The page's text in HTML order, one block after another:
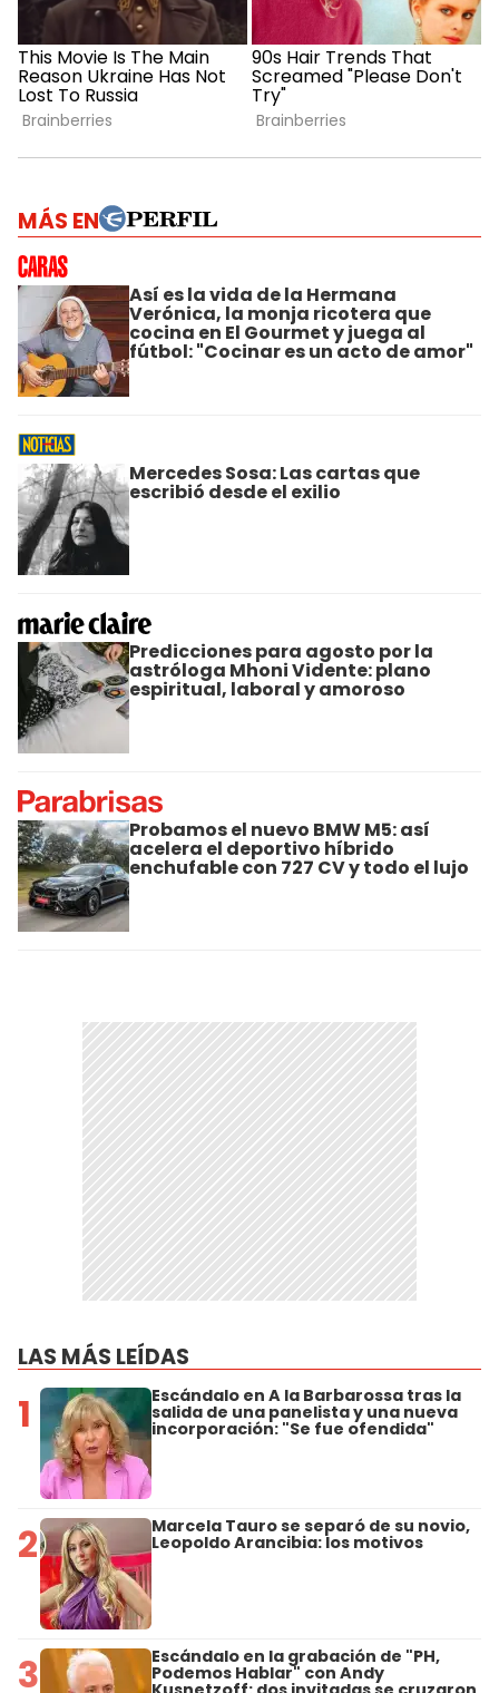
MÁS EN
Así es la vida de la Hermana
Verónica, la monja ricotera que
cocina en El Gourmet y juega al
fútbol: "Cocinar es un acto de amor"
Mercedes Sosa: Las cartas que
escribió desde el exilio
Predicciones para agosto por la
astróloga Mhoni Vidente: plano
espiritual, laboral y amoroso
Probamos el nuevo BMW M5: así
acelera el deportivo híbrido
enchufable con 727 CV y todo el lujo
LAS MÁS LEÍDAS
1 Escándalo en A la Barbarossa tras la
salida de una panelista y una nueva
incorporación: "Se fue ofendida"
2 Marcela Tauro se separó de su novio,
Leopoldo Arancibia: los motivos
3 Escándalo en la grabación de "PH,
Podemos Hablar" con Andy